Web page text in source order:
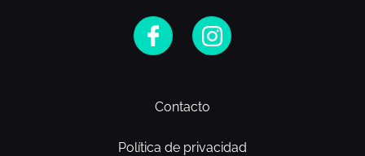
Contacto
Política de privacidad